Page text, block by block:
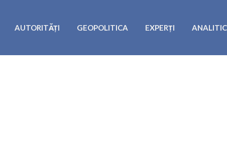
AUTORITĂȚI GEOPOLITICA EXPERȚI